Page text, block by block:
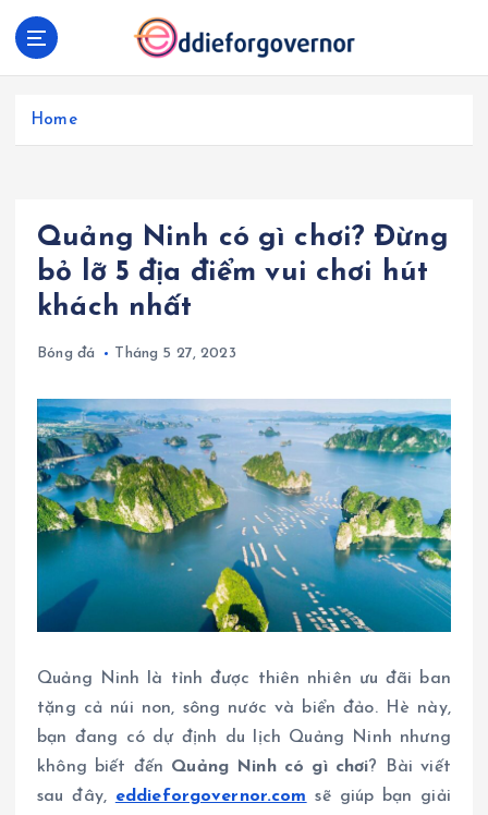
Home
Quảng Ninh có gì chơi? Đừng
bỏ lỡ 5 địa điểm vui chơi hút
khách nhất
Bóng đá Tháng 5 27, 2023
Quảng Ninh là tỉnh được thiên nhiên ưu đãi ban
tặng cả núi non, sông nước và biển đảo. Hè này,
bạn đang có dự định du lịch Quảng Ninh nhưng
không biết đến Quảng Ninh có gì chơi? Bài viết
sau đây, eddieforgovernor.com sẽ giúp bạn giải